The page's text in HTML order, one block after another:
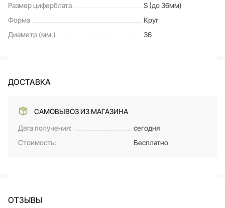
Размер циферблата
S (до 36мм)
Форма
Круг
Диаметр (мм.)
36
ДОСТАВКА
САМОВЫВОЗ ИЗ МАГАЗИНА
Дата получения:
сегодня
Стоимость:
Бесплатно
ОТЗЫВЫ